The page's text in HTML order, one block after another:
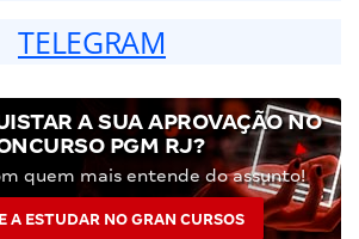
TELEGRAM
A SUA APROVAÇÃO NO
PGM RJ?
quem mais entende do assunto!
A ESTUDAR NO GRAN CURSOS